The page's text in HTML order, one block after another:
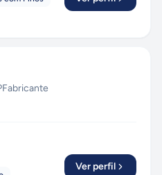
Fabricante
Ver perfil